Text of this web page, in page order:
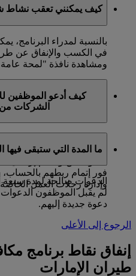
كيف يمكنني تعقب نشاط
بالنسبة لمدراء
في الكسب والإنفاق عن
ومشاهدة نافذة "لمحة عامة
كيف أدعو الموظفين
الشركات
يمكنكم القيام بذلك عبر
ما عليكم سوى إدخال
بالموظفين وسيتم إرسال
فور إتمام ربطهم
وإدارة رحلات العمل
ما المدة التي ستبقى فيها
الدعوات صالحة لمدة سبعة
لم يقبل الموظفون الدعوات
دعوة جديدة إليهم.
الرجوع إلى الأعلى
إنفاق نقاط برنامج
طيران الإمارات